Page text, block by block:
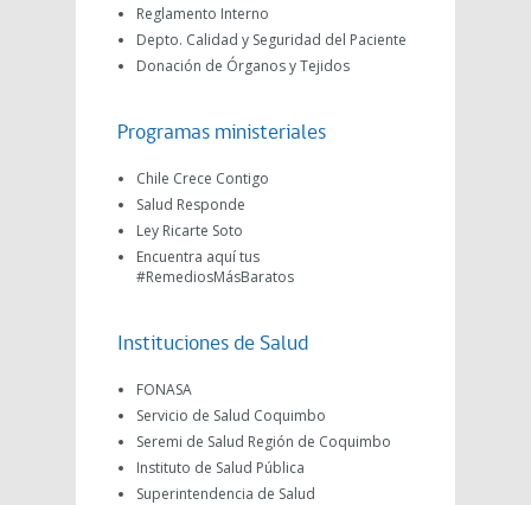
Reglamento Interno
Depto. Calidad y Seguridad del Paciente
Donación de Órganos y Tejidos
Programas ministeriales
Chile Crece Contigo
Salud Responde
Ley Ricarte Soto
Encuentra aquí tus
#RemediosMásBaratos
Instituciones de Salud
FONASA
Servicio de Salud Coquimbo
Seremi de Salud Región de Coquimbo
Instituto de Salud Pública
Superintendencia de Salud